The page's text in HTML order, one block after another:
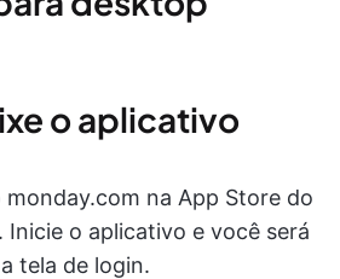
o aplicativo
na App Store do
Inicie o aplicativo e você será
tela de login.